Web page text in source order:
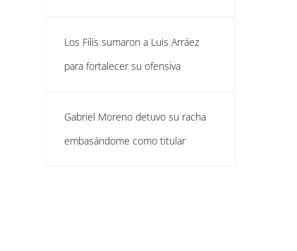
Los Filis sumaron a Luis Arráez
para fortalecer su ofensiva
Gabriel Moreno detuvo su racha
embasándome como titular